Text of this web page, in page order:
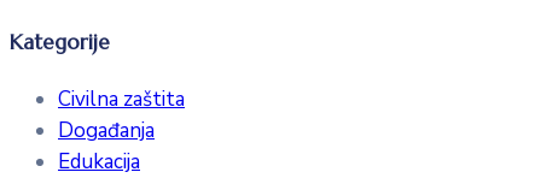
Kategorije
Civilna zaštita
Događanja
Edukacija